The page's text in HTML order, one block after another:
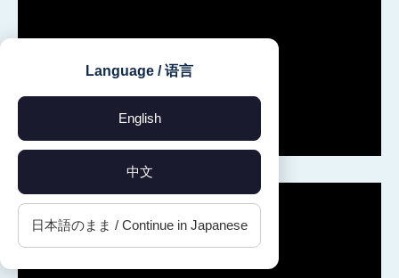
Language / 语言
English
中文
日本語のまま / Continue in Japanese